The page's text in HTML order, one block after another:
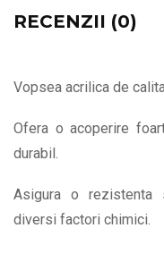
RECENZII (0)
Vopsea acrilica de
Ofera o acoperire
durabil.
Asigura o rezistenta
diversi factori chimici.